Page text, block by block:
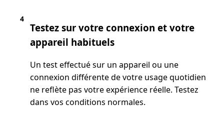
4
Testez sur votre connexion et votre
appareil habituels
Un test effectué sur un appareil ou une
connexion différente de votre usage quotidien
ne reflète pas votre expérience réelle. Testez
dans vos conditions normales.